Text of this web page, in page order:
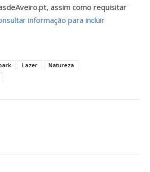
assim como requisitar
informação para incluir
Lazer
Natureza